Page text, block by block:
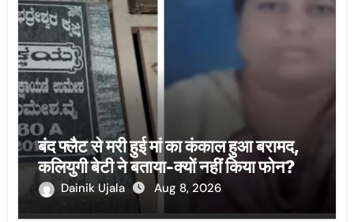
बंद फ्लैट से मरी हुई मां का कंकाल हुआ बरामद,
कलियुगी बेटी ने बताया-क्यों नहीं किया फोन?
Dainik Ujala Aug 8, 2026